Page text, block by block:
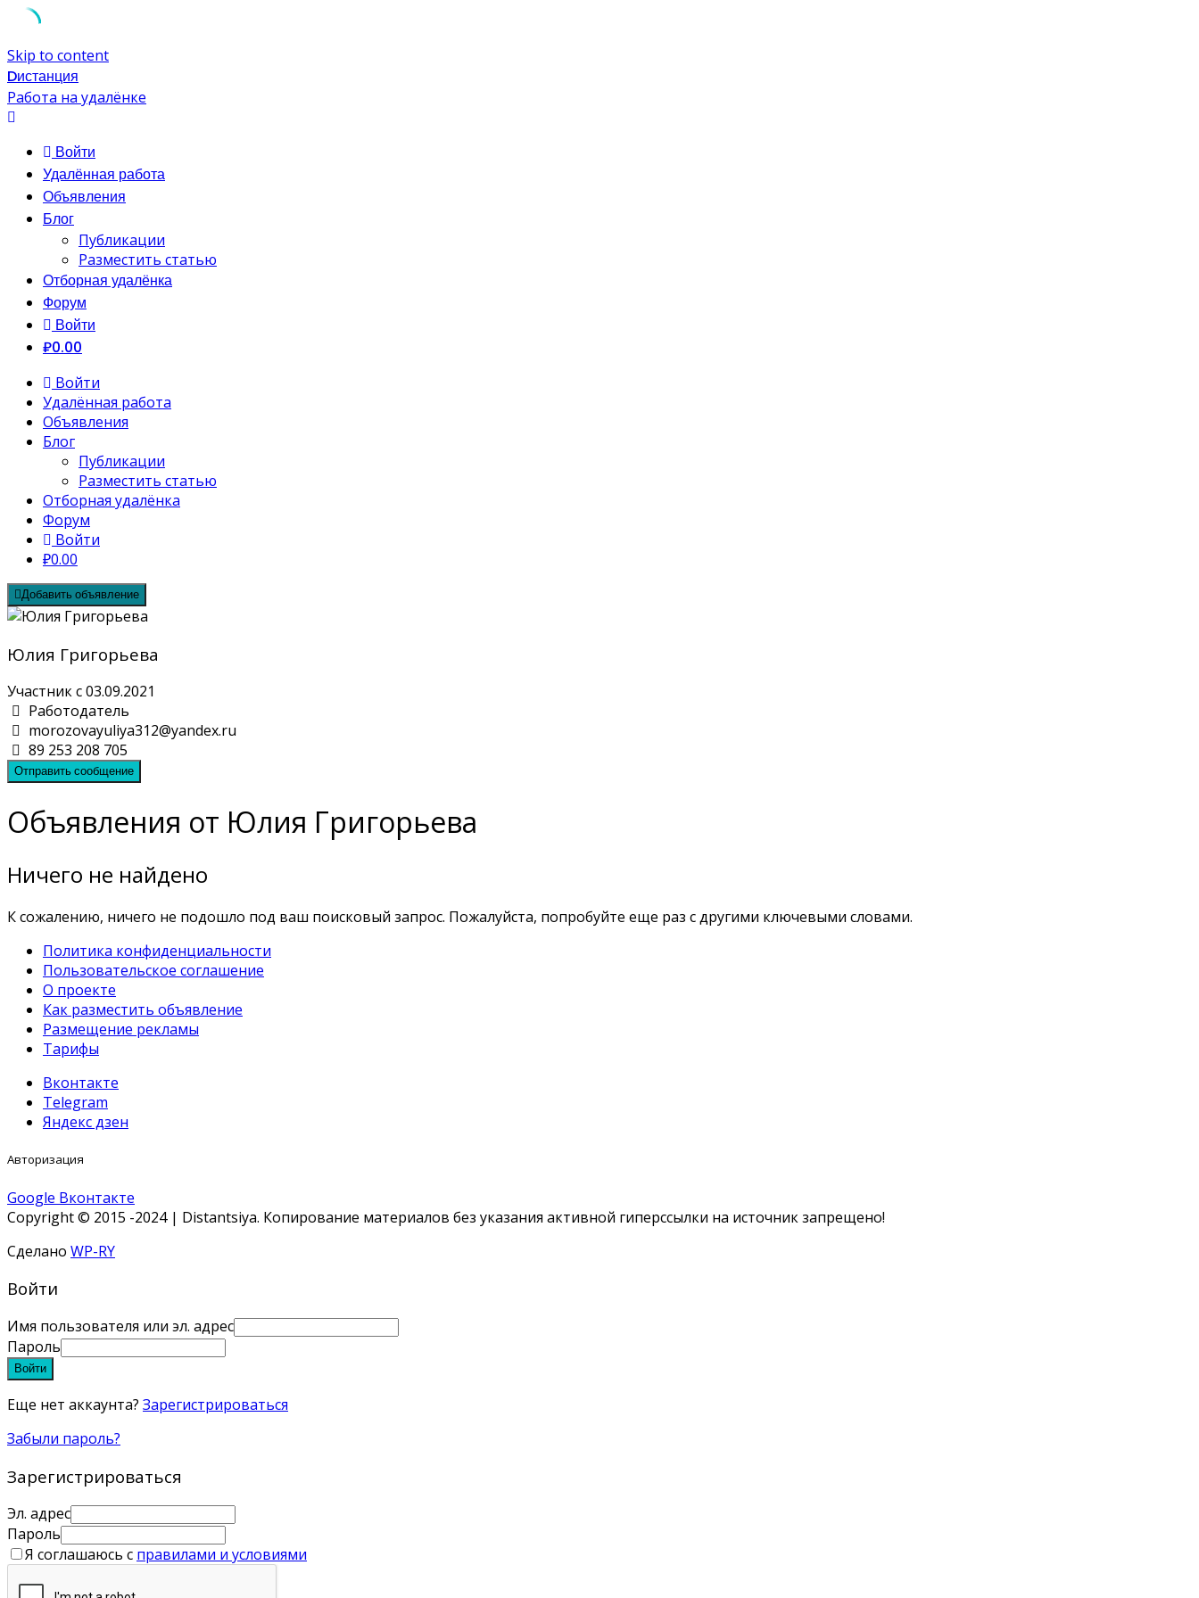
Skip to content
Dистанция
Работа на удалёнке
Войти
Удалённая работа
Объявления
Блог
Публикации
Разместить статью
Отборная удалёнка
Форум
Войти
₽0.00
Войти
Удалённая работа
Объявления
Блог
Публикации
Разместить статью
Отборная удалёнка
Форум
Войти
₽0.00
Добавить объявление
Юлия Григорьева
Участник с 03.09.2021
Работодатель
morozovayuliya312@yandex.ru
89 253 208 705
Отправить сообщение
Объявления от Юлия Григорьева
Ничего не найдено
К сожалению, ничего не подошло под ваш поисковый запрос. Пожалуйста, попробуйте еще раз с другими ключевыми словами.
Политика конфиденциальности
Пользовательское соглашение
О проекте
Как разместить объявление
Размещение рекламы
Тарифы
Вконтакте
Telegram
Яндекс дзен
Авторизация
Google Вконтакте
Copyright © 2015 -2024 | Distantsiya. Копирование материалов без указания активной гиперссылки на источник запрещено!
Сделано WP-RY
Войти
Имя пользователя или эл. адрес
Пароль
Войти
Еще нет аккаунта? Зарегистрироваться
Забыли пароль?
Зарегистрироваться
Эл. адрес
Пароль
Я соглашаюсь с правилами и условиями